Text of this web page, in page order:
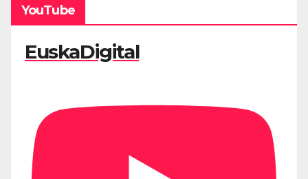
YouTube
EuskaDigital